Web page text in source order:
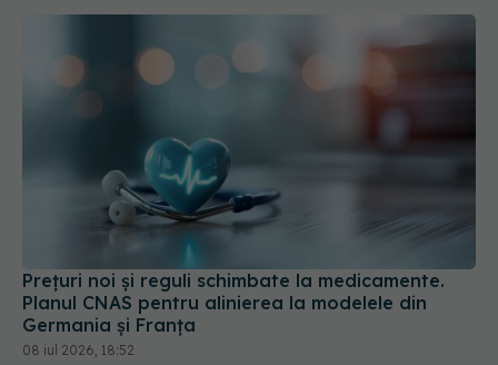
Prețuri noi și reguli schimbate la medicamente.
Planul CNAS pentru alinierea la modelele din
Germania și Franța
08 iul 2026, 18:52